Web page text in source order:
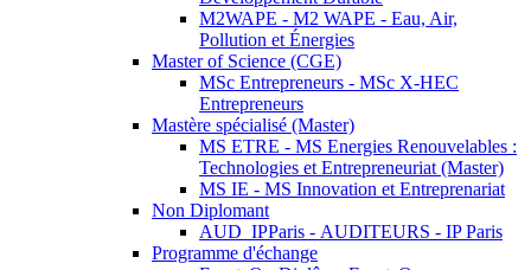
M2WAPE - M2 WAPE - Eau, Air,
Pollution et Énergies
Master of Science (CGE)
MSc Entrepreneurs - MSc X-HEC
Entrepreneurs
Mastère spécialisé (Master)
MS ETRE - MS Energies Renouvelables :
Technologies et Entrepreneuriat (Master)
MS IE - MS Innovation et Entreprenariat
Non Diplomant
AUD_IPParis - AUDITEURS - IP Paris
Programme d'échange